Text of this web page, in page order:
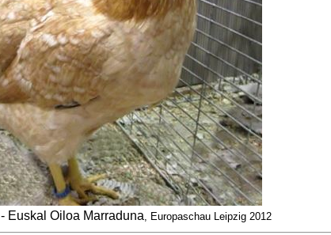
- Euskal Oiloa Marraduna, Europaschau Leipzig 2012